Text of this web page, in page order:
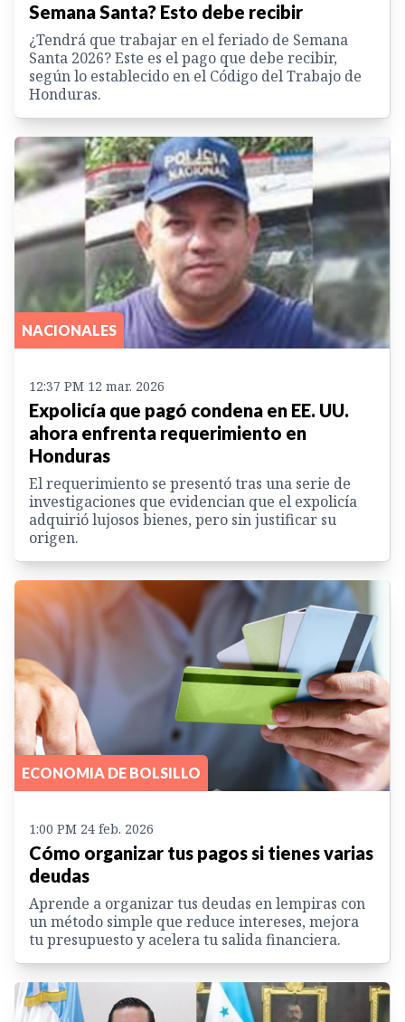
Semana Santa? Esto debe recibir
¿Tendrá que trabajar en el feriado de Semana
Santa 2026? Este es el pago que debe recibir,
según lo establecido en el Código del Trabajo de
Honduras.
NACIONALES
12:37 PM 12 mar. 2026
Expolicía que pagó condena en EE. UU.
ahora enfrenta requerimiento en
Honduras
El requerimiento se presentó tras una serie de
investigaciones que evidencian que el expolicía
adquirió lujosos bienes, pero sin justificar su
origen.
ECONOMIA DE BOLSILLO
1:00 PM 24 feb. 2026
Cómo organizar tus pagos si tienes varias
deudas
Aprende a organizar tus deudas en lempiras con
un método simple que reduce intereses, mejora
tu presupuesto y acelera tu salida financiera.